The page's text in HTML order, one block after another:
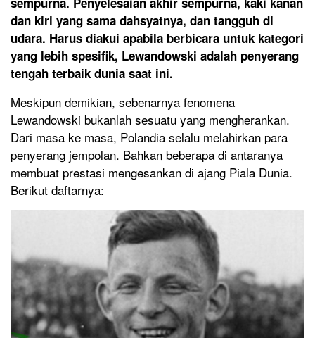
dan kiri yang sama dahsyatnya, dan tangguh di
udara. Harus diakui apabila berbicara untuk kategori
yang lebih spesifik, Lewandowski adalah penyerang
tengah terbaik dunia saat ini.
Meskipun demikian, sebenarnya fenomena
Lewandowski bukanlah sesuatu yang mengherankan.
Dari masa ke masa, Polandia selalu melahirkan para
penyerang jempolan. Bahkan beberapa di antaranya
membuat prestasi mengesankan di ajang Piala Dunia.
Berikut daftarnya: